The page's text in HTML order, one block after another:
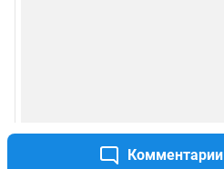
Комментарии